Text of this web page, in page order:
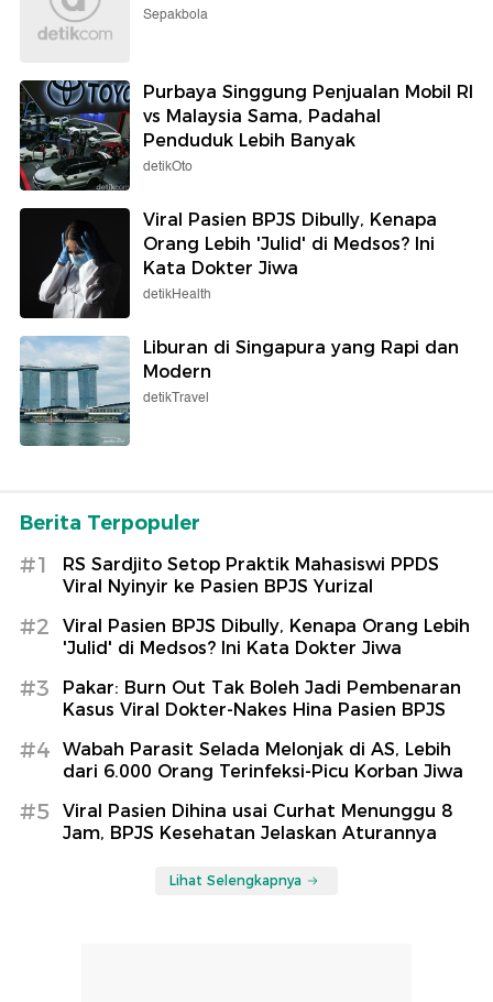
Sepakbola
Purbaya Singgung Penjualan Mobil RI
vs Malaysia Sama, Padahal
Penduduk Lebih Banyak
detikOto
Viral Pasien BPJS Dibully, Kenapa
Orang Lebih 'Julid' di Medsos? Ini
Kata Dokter Jiwa
detikHealth
Liburan di Singapura yang Rapi dan
Modern
detikTravel
Berita Terpopuler
#1
RS Sardjito Setop Praktik Mahasiswi PPDS
Viral Nyinyir ke Pasien BPJS Yurizal
#2
Viral Pasien BPJS Dibully, Kenapa Orang Lebih
'Julid' di Medsos? Ini Kata Dokter Jiwa
#3
Pakar: Burn Out Tak Boleh Jadi Pembenaran
Kasus Viral Dokter-Nakes Hina Pasien BPJS
#4
Wabah Parasit Selada Melonjak di AS, Lebih
dari 6.000 Orang Terinfeksi-Picu Korban Jiwa
#5
Viral Pasien Dihina usai Curhat Menunggu 8
Jam, BPJS Kesehatan Jelaskan Aturannya
Lihat Selengkapnya